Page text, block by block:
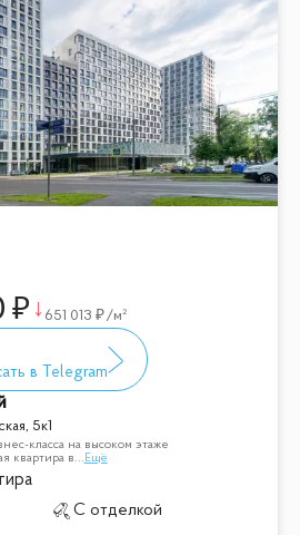
651 013 /м²
5к1
класса на высоком этаже
квартира в... Ещё
С отделкой